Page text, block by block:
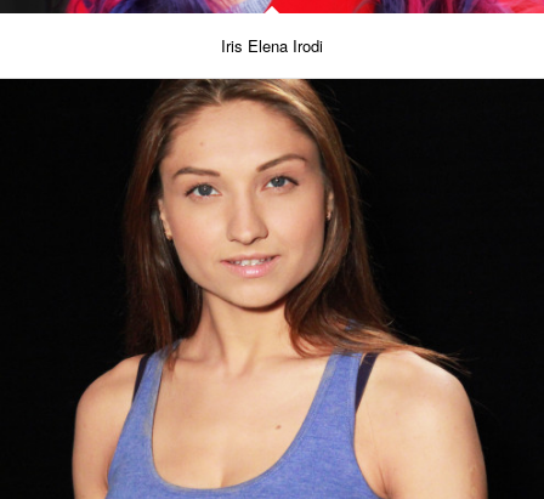
Iris Elena Irodi